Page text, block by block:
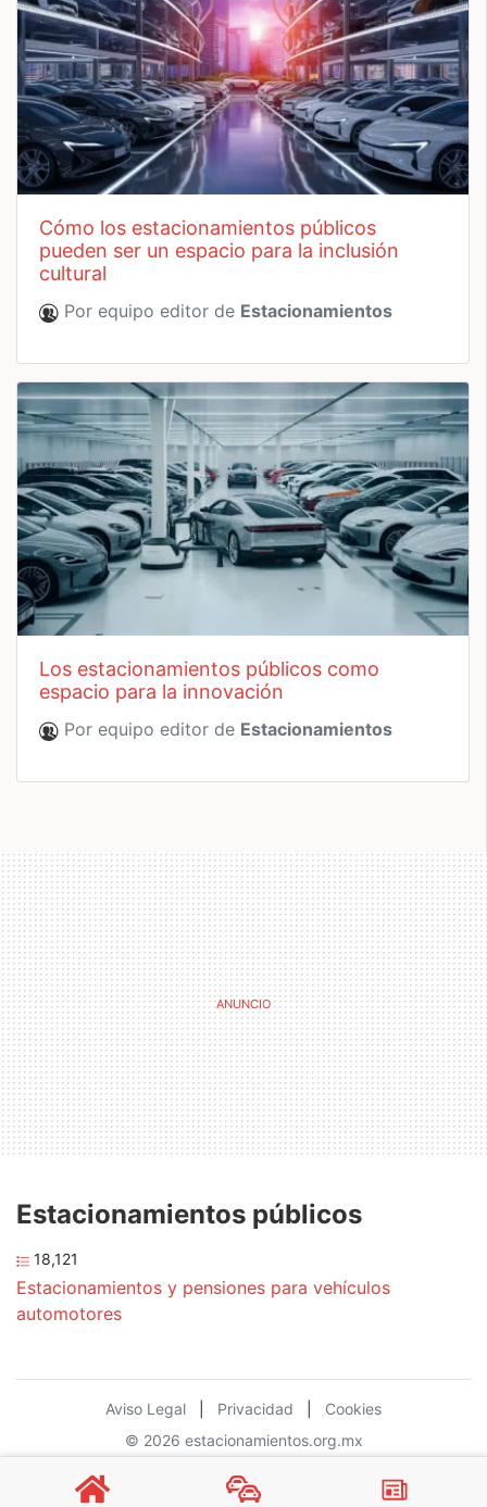
cómo los estacionamientos públicos
pueden ser un espacio para la inclusión
cultural
Por equipo editor de Estacionamientos
los estacionamientos públicos como
espacio para la innovación
Por equipo editor de Estacionamientos
Estacionamientos públicos
18,121
Estacionamientos y pensiones para vehículos
automotores
Aviso Legal Privacidad
Cookies
© 2026 estacionamientos.org.mx